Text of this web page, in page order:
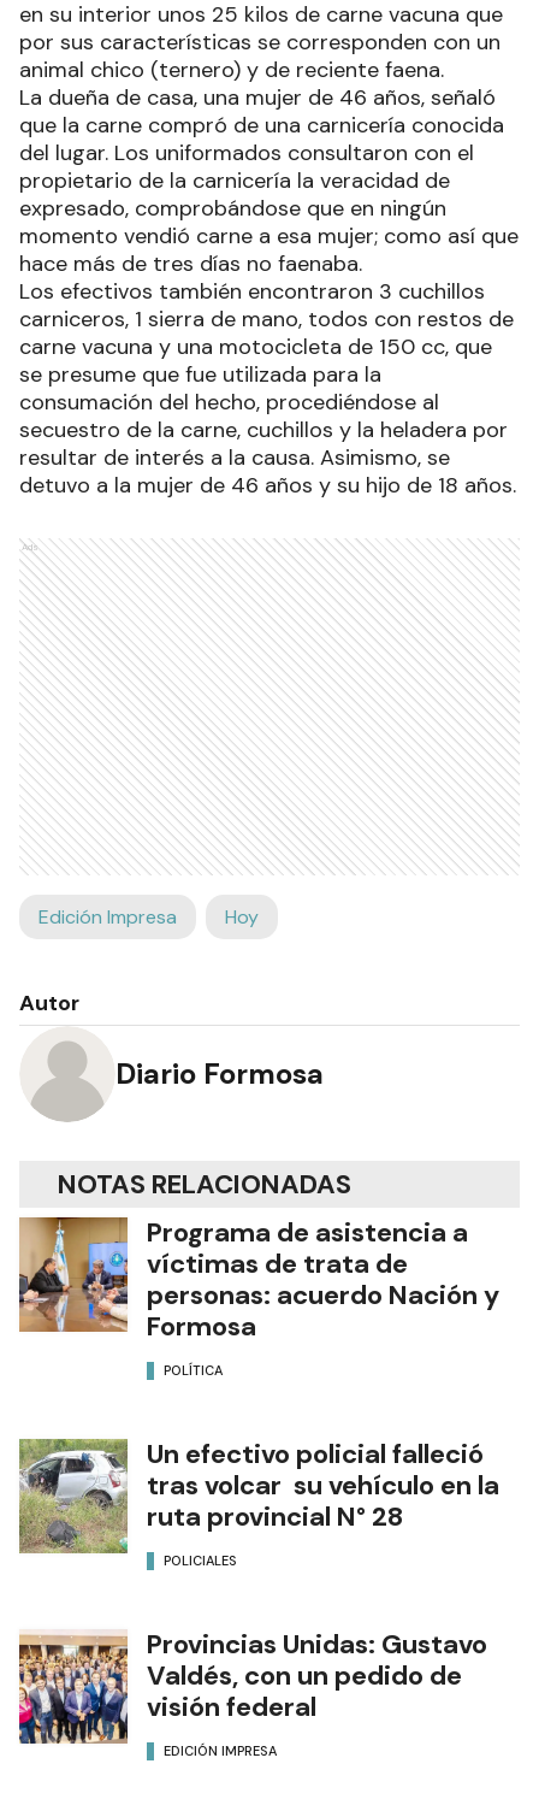
en su interior unos 25 kilos de carne vacuna que
por sus características se corresponden con un
animal chico (ternero) y de reciente faena.
La dueña de casa, una mujer de 46 años, señaló
que la carne compró de una carnicería conocida
del lugar. Los uniformados consultaron con el
propietario de la carnicería la veracidad de
expresado, comprobándose que en ningún
momento vendió carne a esa mujer; como así que
hace más de tres días no faenaba.
Los efectivos también encontraron 3 cuchillos
carniceros, 1 sierra de mano, todos con restos de
carne vacuna y una motocicleta de 150 cc, que
se presume que fue utilizada para la
consumación del hecho, procediéndose al
secuestro de la carne, cuchillos y la heladera por
resultar de interés a la causa. Asimismo, se
detuvo a la mujer de 46 años y su hijo de 18 años.
Ads
Edición Impresa Hoy
Autor
Diario Formosa
NOTAS RELACIONADAS
Programa de asistencia a
víctimas de trata de
personas: acuerdo Nación y
Formosa
POLÍTICA
Un efectivo policial falleció
tras volcar su vehículo en la
ruta provincial N° 28
POLICIALES
Provincias Unidas: Gustavo
Valdés, con un pedido de
visión federal
EDICIÓN IMPRESA